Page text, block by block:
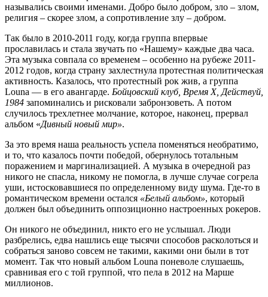
назывались своими именами. Добро было добром, зло – злом,
религия – скорее злом, а сопротивление злу – добром.
Так было в 2010-2011 году, когда группа впервые
прославилась и стала звучать по «Нашему» каждые два часа.
Эта музыка совпала со временем – особенно на рубеже 2011-
2012 годов, когда страну захлестнула протестная политическая
активность. Казалось, что протестный рок жив, а группа
Louna — в его авангарде. Бойцовский клуб, Время X, Действуй,
1984 запоминались и рисковали забронзоветь. А потом
случилось трехлетнее молчание, которое, наконец, прервал
альбом «Дивный новый мир».
За это время наша реальность успела поменяться необратимо,
и то, что казалось почти победой, обернулось тотальным
поражением и маргинализацией. А музыка в очередной раз
никого не спасла, никому не помогла, в лучше случае согрела
уши, истосковавшиеся по определенному виду шума. Где-то в
романтическом времени остался «Белый альбом», который
должен был объединить оппозиционно настроенных рокеров.
Он никого не объединил, никто его не услышал. Люди
разбрелись, едва нашлись еще тысячи способов расколоться и
собраться заново совсем не такими, какими они были в тот
момент. Так что новый альбом Louna поневоле слушаешь,
сравнивая его с той группой, что пела в 2012 на Марше
миллионов.